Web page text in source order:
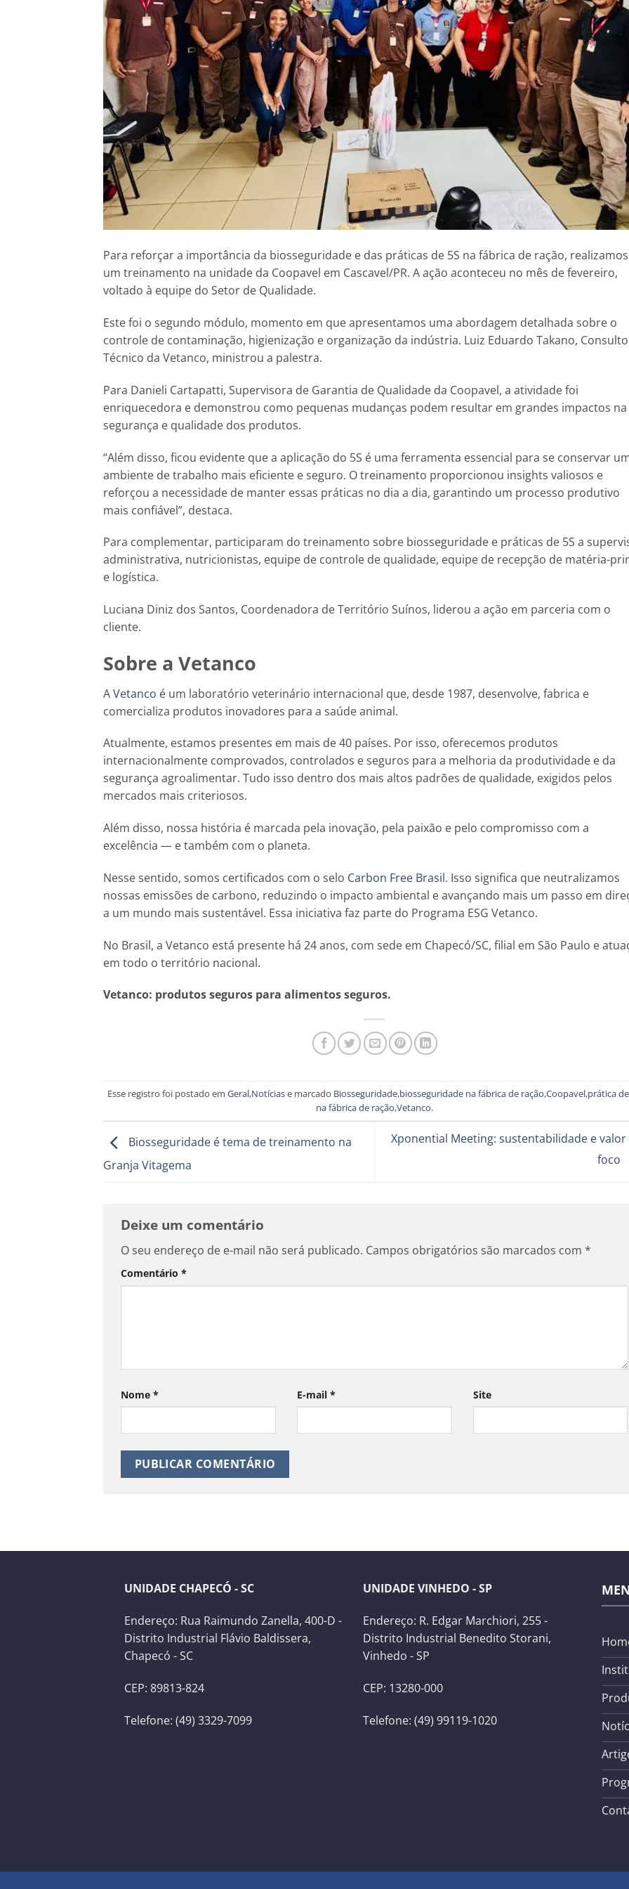
Para reforçar a importância da biosseguridade e das práticas de 5S na fábrica de ração, realizamos
um treinamento na unidade da Coopavel em Cascavel/PR. A ação aconteceu no mês de fevereiro,
voltado à equipe do Setor de Qualidade.
Este foi o segundo módulo, momento em que apresentamos uma abordagem detalhada sobre o
controle de contaminação, higienização e organização da indústria. Luiz Eduardo Takano,
Técnico da Vetanco, ministrou a palestra.
Para Danieli Cartapatti, Supervisora de Garantia de Qualidade da Coopavel, a atividade foi
enriquecedora e demonstrou como pequenas mudanças podem resultar em grandes impactos na
segurança e qualidade dos produtos.
“Além disso, ficou evidente que a aplicação do 5S é uma ferramenta essencial para se conservar
ambiente de trabalho mais eficiente e seguro. O treinamento proporcionou insights valiosos e
reforçou a necessidade de manter essas práticas no dia a dia, garantindo um processo produtivo
mais confiável”, destaca.
Para complementar, participaram do treinamento sobre biosseguridade e práticas de 5S a
administrativa, nutricionistas, equipe de controle de qualidade, equipe de recepção de matéria-
e logística.
Luciana Diniz dos Santos, Coordenadora de Território Suínos, liderou a ação em parceria com o
cliente.
Sobre a Vetanco
AVetanco é um laboratório veterinário internacional que, desde 1987, desenvolve, fabrica e
comercializa produtos inovadores para a saúde animal.
Atualmente, estamos presentes em mais de 40 países. Por isso, oferecemos produtos
internacionalmente comprovados, controlados e seguros para a melhoria da produtividade e da
segurança agroalimentar. Tudo isso dentro dos mais altos padrões de qualidade, exigidos pelos
mercados mais criteriosos.
Além disso, nossa história é marcada pela inovação, pela paixão e pelo compromisso com a
excelência — e também com o planeta.
Nesse sentido, somos certificados com o selo Carbon Free Brasil. Isso significa que neutralizamos
nossas emissões de carbono, reduzindo o impacto ambiental e avançando mais um passo em
a um mundo mais sustentável. Essa iniciativa faz parte do Programa ESG Vetanco.
No Brasil, a Vetanco está presente há 24 anos, com sede em Chapecó/SC, filial em São Paulo e
em todo o território nacional.
Vetanco: produtos seguros para alimentos seguros.
Esse registro foi postado emGeral,Notíciase marcado Biosseguridade,biosseguridade na fábrica de ração,Coopavel,prática
na fábrica de ração,Vetanco.
Biosseguridade é tema de treinamento na
Granja Vitagema
Xponential Meeting: sustentabilidade e valor
foco
Deixe um comentário
O seu endereço de e-mail não será publicado. Campos obrigatórios são marcados com *
Comentário *
Nome * E-mail * Site
UNIDADE CHAPECÓ - SC
Endereço: Rua Raimundo Zanella, 400-D -
Distrito Industrial Flávio Baldissera,
Chapecó - SC
CEP: 89813-824
Telefone: (49) 3329-7099
UNIDADE VINHEDO - SP
Endereço: R. Edgar Marchiori, 255 -
Distrito Industrial Benedito Storani,
Vinhedo - SP
CEP: 13280-000
Telefone: (49) 99119-1020